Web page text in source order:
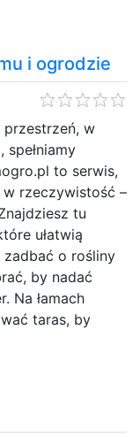
i ogrodzie
w
to serwis,
rzeczywistość –
tu
ułatwią
o rośliny
by nadać
Na łamach
taras, by